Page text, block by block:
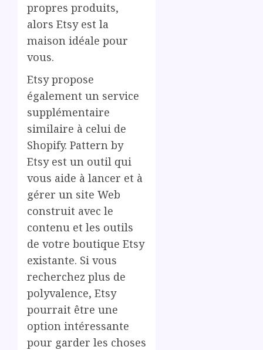
propres produits,
alors Etsy est la
maison idéale pour
vous.
Etsy propose
également un service
supplémentaire
similaire à celui de
Shopify. Pattern by
Etsy est un outil qui
vous aide à lancer et à
gérer un site Web
construit avec le
contenu et les outils
de votre boutique Etsy
existante. Si vous
recherchez plus de
polyvalence, Etsy
pourrait être une
option intéressante
pour garder les choses